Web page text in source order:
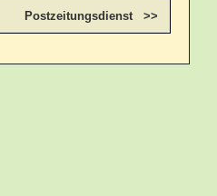
Postzeitungsdienst >>